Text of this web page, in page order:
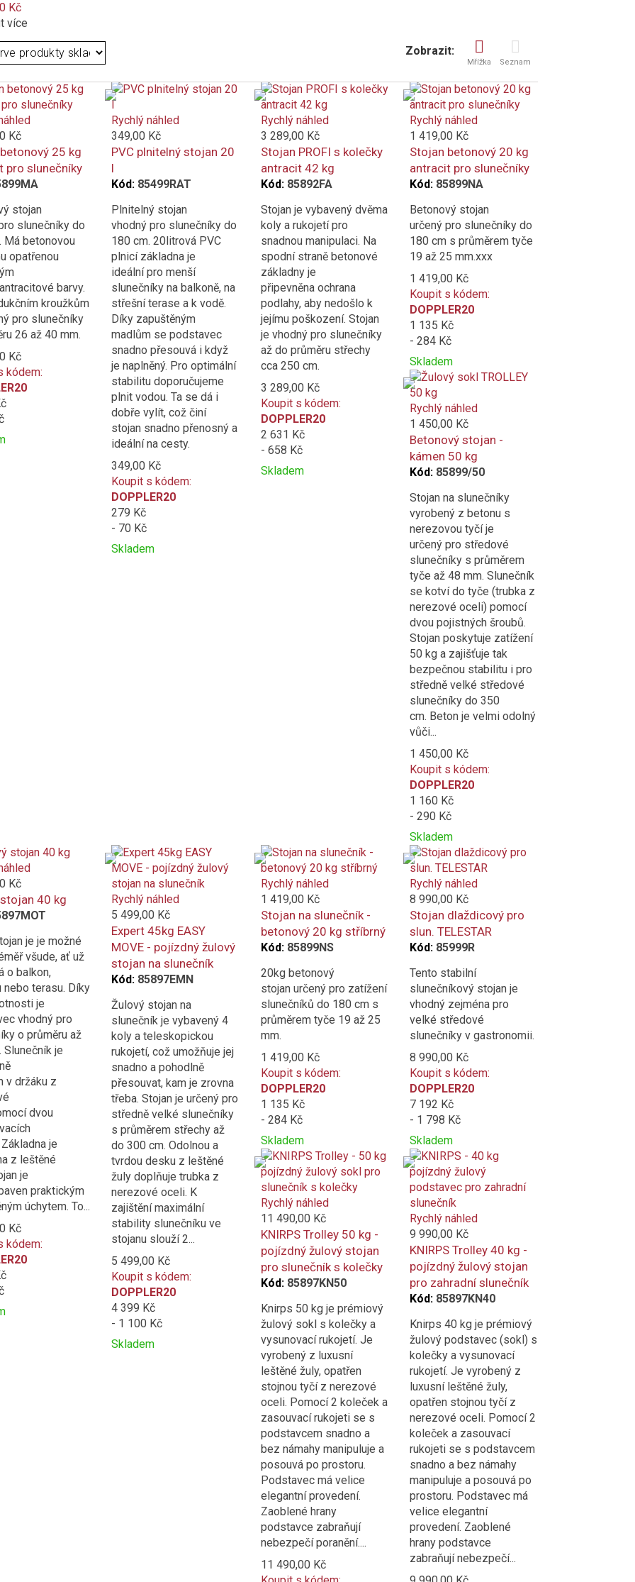
Kč
více
Zobrazit:
Mřížka Seznam
Kč
25 kg
pro slunečníky
stojan
slunečníky do
Má betonovou
opatřenou
barvy.
kroužkům
pro slunečníky
26 až 40 mm.
Kč
kódem:
Rychlý náhled
349,00 Kč
PVC plnitelný stojan 20
l
Kód: 85499RAT
Plnitelný stojan
vhodný pro slunečníky do
180 cm. 20litrová PVC
plnicí základna je
ideální pro menší
slunečníky na balkoně, na
střešní terase a k vodě.
Díky zapuštěným
madlům se podstavec
snadno přesouvá i když
je naplněný. Pro optimální
stabilitu doporučujeme
plnit vodou. Ta se dá i
dobře vylít, což činí
stojan snadno přenosný a
ideální na cesty.
349,00 Kč
Koupit s kódem:
DOPPLER20
279 Kč
- 70 Kč
Skladem
Rychlý náhled
3 289,00 Kč
Stojan PROFI s kolečky
antracit 42 kg
Kód: 85892FA
Stojan je vybavený dvěma
koly a rukojetí pro
snadnou manipulaci. Na
spodní straně betonové
základny je
připevněna ochrana
podlahy, aby nedošlo k
jejímu poškození. Stojan
je vhodný pro slunečníky
až do průměru střechy
cca 250 cm.
3 289,00 Kč
Koupit s kódem:
DOPPLER20
2 631 Kč
- 658 Kč
Skladem
Rychlý náhled
1 419,00 Kč
Stojan betonový 20 kg
antracit pro slunečníky
Kód: 85899NA
Betonový stojan
určený pro slunečníky do
180 cm s průměrem tyče
19 až 25 mm.xxx
1 419,00 Kč
Koupit s kódem:
DOPPLER20
1 135 Kč
- 284 Kč
Skladem
Přidat
k
porovnání
Product
is
added
to
compare
Rychlý náhled
1 450,00 Kč
Betonový stojan -
kámen 50 kg
Kód: 85899/50
Stojan na slunečníky
vyrobený z betonu s
nerezovou tyčí je
určený pro středové
slunečníky s průměrem
tyče až 48 mm. Slunečník
se kotví do tyče (trubka z
nerezové oceli) pomocí
dvou pojistných šroubů.
Stojan poskytuje zatížení
50 kg a zajišťuje tak
bezpečnou stabilitu i pro
středně velké středové
slunečníky do 350
cm. Beton je velmi odolný
vůči...
1 450,00 Kč
Koupit s kódem:
DOPPLER20
1 160 Kč
- 290 Kč
Skladem
Přidat
k
porovnání
Product
is
added
to
compare
Kč
40 kg
je je možné
všude, ať už
o balkon,
nebo terasu. Díky
je
vhodný pro
o průměru až
Slunečník je
v držáku z
dvou
je
z leštěné
je
praktickým
úchytem. To...
Kč
kódem:
Rychlý náhled
5 499,00 Kč
Expert 45kg EASY
MOVE - pojízdný žulový
stojan na slunečník
Kód: 85897EMN
Žulový stojan na
slunečník je vybavený 4
koly a teleskopickou
rukojetí, což umožňuje jej
snadno a pohodlně
přesouvat, kam je zrovna
třeba. Stojan je určený pro
středně velké slunečníky
s průměrem střechy až
do 300 cm. Odolnou a
tvrdou desku z leštěné
žuly doplňuje trubka z
nerezové oceli. K
zajištění maximální
stability slunečníku ve
stojanu slouží 2...
5 499,00 Kč
Koupit s kódem:
DOPPLER20
4 399 Kč
- 1 100 Kč
Skladem
Rychlý náhled
1 419,00 Kč
Stojan na slunečník -
betonový 20 kg stříbrný
Kód: 85899NS
20kg betonový
stojan určený pro zatížení
slunečníků do 180 cm s
průměrem tyče 19 až 25
mm.
1 419,00 Kč
Koupit s kódem:
DOPPLER20
1 135 Kč
- 284 Kč
Skladem
Přidat
k
porovnání
Product
is
added
to
compare
Rychlý náhled
8 990,00 Kč
Stojan dlaždicový pro
slun. TELESTAR
Kód: 85999R
Tento stabilní
slunečníkový stojan je
vhodný zejména pro
velké středové
slunečníky v gastronomii.
8 990,00 Kč
Koupit s kódem:
DOPPLER20
7 192 Kč
- 1 798 Kč
Skladem
Přidat
k
porovnání
Product
is
added
to
compare
Rychlý náhled
11 490,00 Kč
KNIRPS Trolley 50 kg -
pojízdný žulový stojan
pro slunečník s kolečky
Kód: 85897KN50
Knirps 50 kg je prémiový
žulový sokl s kolečky a
vysunovací rukojetí. Je
vyrobený z luxusní
leštěné žuly, opatřen
stojnou tyčí z nerezové
oceli. Pomocí 2 koleček a
zasouvací rukojeti se s
podstavcem snadno a
bez námahy manipuluje a
posouvá po prostoru.
Podstavec má velice
elegantní provedení.
Zaoblené hrany
podstavce zabraňují
nebezpečí poranění....
11 490,00 Kč
Rychlý náhled
9 990,00 Kč
KNIRPS Trolley 40 kg -
pojízdný žulový stojan
pro zahradní slunečník
Kód: 85897KN40
Knirps 40 kg je prémiový
žulový podstavec (sokl) s
kolečky a vysunovací
rukojetí. Je vyrobený z
luxusní leštěné žuly,
opatřen stojnou tyčí z
nerezové oceli. Pomocí 2
koleček a zasouvací
rukojeti se s podstavcem
snadno a bez námahy
manipuluje a posouvá po
prostoru. Podstavec má
velice elegantní
provedení. Zaoblené
hrany podstavce
zabraňují nebezpečí...